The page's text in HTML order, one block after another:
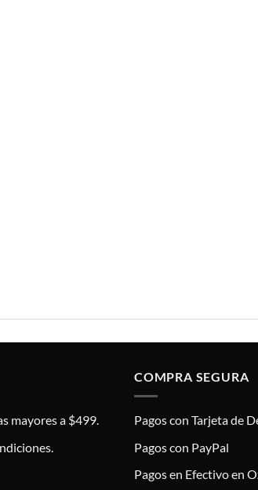
mayores a $499.
COMPRA SEGURA
Pagos con Tarjeta de
Pagos con PayPal
Pagos en Efectivo en